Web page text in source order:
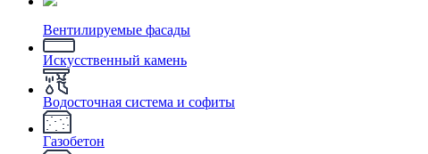
Вентилируемые фасады
Искусственный камень
Водосточная система и софиты
Газобетон